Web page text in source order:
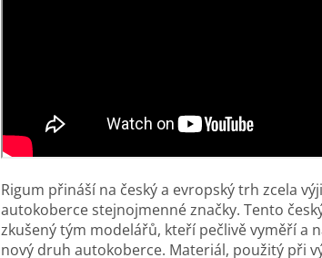
Rigum přináší na český a evropský trh zcela
autokoberce stejnojmenné značky. Tento
zkušený tým modelářů, kteří pečlivě vyměří a
nový druh autokoberce. Materiál, použitý při